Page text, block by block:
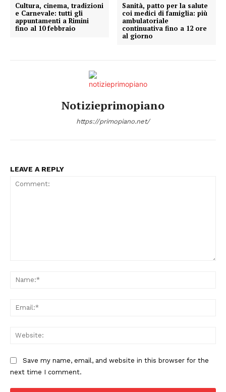
Canale TV 70/80/90
ECONOMIA
Cultura, cinema, tradizioni
e Carnevale: tutti gli
appuntamenti a Rimini
fino al 10 febbraio
Sanità, patto per la salute
coi medici di famiglia: più
ambulatoriale
continuativa fino a 12 ore
al giorno
Notizieprimopiano
https://primopiano.net/
LEAVE A REPLY
Save my name, email, and website in this browser for the
next time I comment.